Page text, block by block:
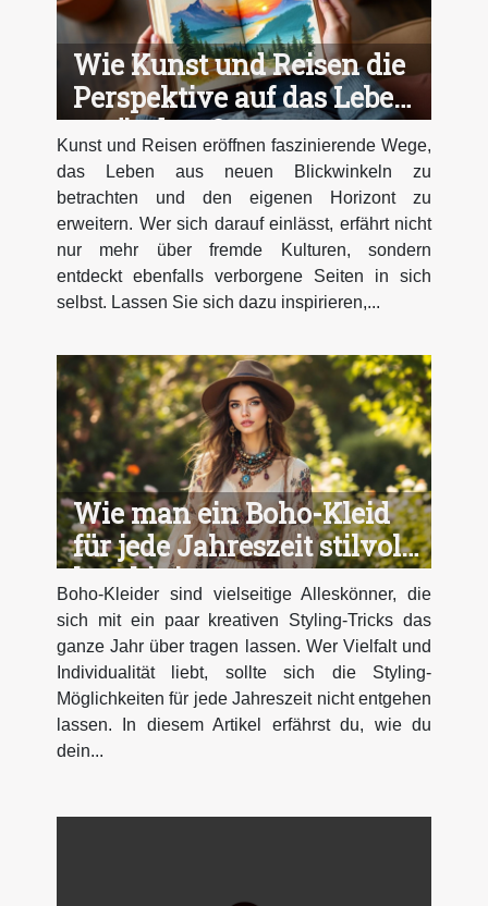
Wie Kunst und Reisen die
Perspektive auf das Leben
verändern?
Kunst und Reisen eröffnen faszinierende Wege,
das Leben aus neuen Blickwinkeln zu
betrachten und den eigenen Horizont zu
erweitern. Wer sich darauf einlässt, erfährt nicht
nur mehr über fremde Kulturen, sondern
entdeckt ebenfalls verborgene Seiten in sich
selbst. Lassen Sie sich dazu inspirieren,...
Wie man ein Boho-Kleid
für jede Jahreszeit stilvoll
kombiniert
Boho-Kleider sind vielseitige Alleskönner, die
sich mit ein paar kreativen Styling-Tricks das
ganze Jahr über tragen lassen. Wer Vielfalt und
Individualität liebt, sollte sich die Styling-
Möglichkeiten für jede Jahreszeit nicht entgehen
lassen. In diesem Artikel erfährst du, wie du
dein...